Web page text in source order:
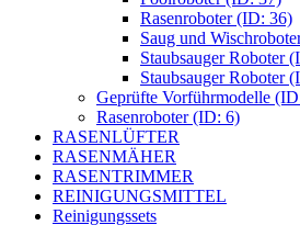
Rasenroboter (ID: 36)
Saug und
Staubsauger Roboter
Staubsauger Roboter
Geprüfte Vorführmodelle
Rasenroboter (ID: 6)
RASENLÜFTER
RASENMÄHER
RASENTRIMMER
REINIGUNGSMITTEL
Reinigungssets